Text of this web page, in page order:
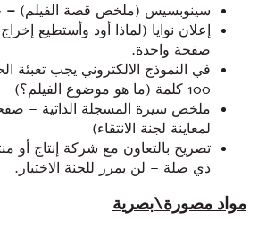
سينوبسيس (ملخص قصة الفيلم) –
إعلان نوايا (لماذا أود وأستطيع
صفحة واحدة.
في النموذج الالكتروني يجب
100 كلمة (ما هو موضوع الفيلم؟)
ملخص سيرة المسجلة الذاتية –
لمعاينة لجنة الانتقاء)
تصريح بالتعاون مع شركة إنتاج أو
ذي صلة – لن يمرر للجنة الاختيار.
مواد مصورة\بصرية